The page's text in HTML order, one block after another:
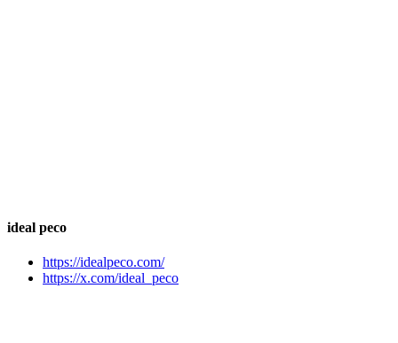
ideal peco
https://idealpeco.com/
https://x.com/ideal_peco